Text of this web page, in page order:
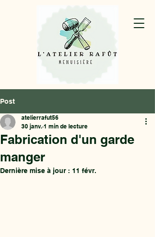
Post
Fabrication d'un garde
manger
atelierrafut56
30 janv. 1 min de lecture
Dernière mise à jour : 11 févr.